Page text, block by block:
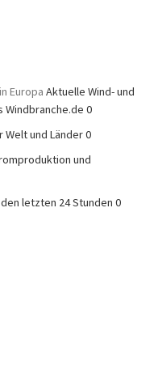
Europa Aktuelle Wind- und
0
und Länder 0
und
letzten 24 Stunden 0